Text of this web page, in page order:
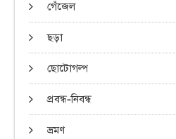
গেঁজেল
ছড়া
ছোটোগল্প
প্রবন্ধ-নিবন্ধ
ভ্রমণ